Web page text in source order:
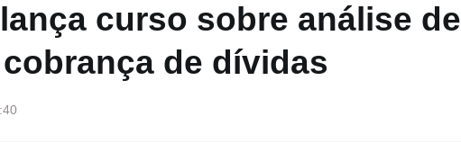
curso sobre análise de
de dívidas